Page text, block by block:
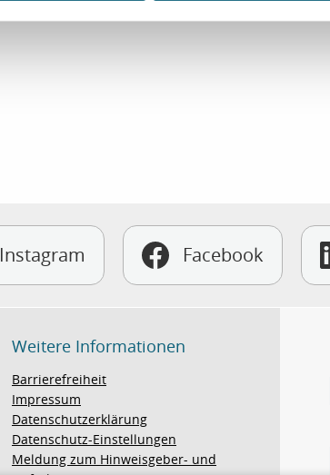
Instagram Facebook
Weitere Informationen
Barrierefreiheit
Impressum
Datenschutzerklärung
Datenschutz-Einstellungen
Meldung zum Hinweisgeber- und